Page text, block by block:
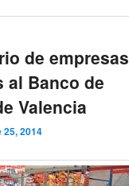
de empresas
al Banco de
Valencia
2014